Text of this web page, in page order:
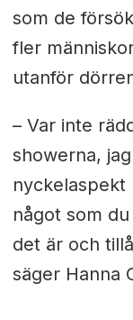
som de
fler
utanför
– Var inte
showerna,
nyckelaspekt
något som
det är och
säger Hanna